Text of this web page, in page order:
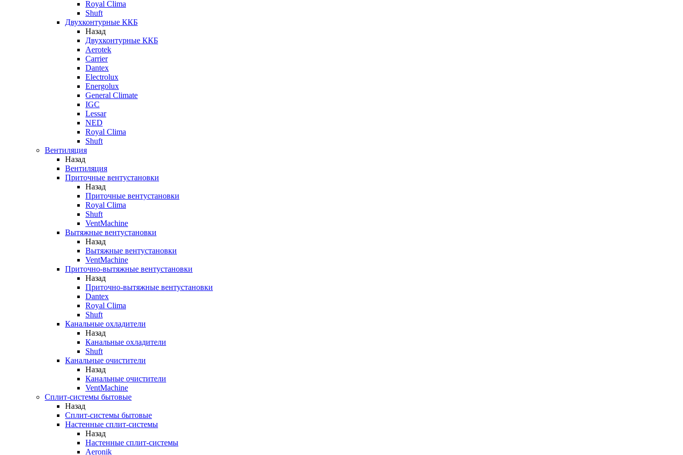
Royal Clima
Shuft
Двухконтурные ККБ
Назад
Двухконтурные ККБ
Aerotek
Carrier
Dantex
Electrolux
Energolux
General Climate
IGC
Lessar
NED
Royal Clima
Shuft
Вентиляция
Назад
Вентиляция
Приточные вентустановки
Назад
Приточные вентустановки
Royal Clima
Shuft
VentMachine
Вытяжные вентустановки
Назад
Вытяжные вентустановки
VentMachine
Приточно-вытяжные вентустановки
Назад
Приточно-вытяжные вентустановки
Dantex
Royal Clima
Shuft
Канальные охладители
Назад
Канальные охладители
Shuft
Канальные очистители
Назад
Канальные очистители
VentMachine
Сплит-системы бытовые
Назад
Сплит-системы бытовые
Настенные сплит-системы
Назад
Настенные сплит-системы
Aeronik